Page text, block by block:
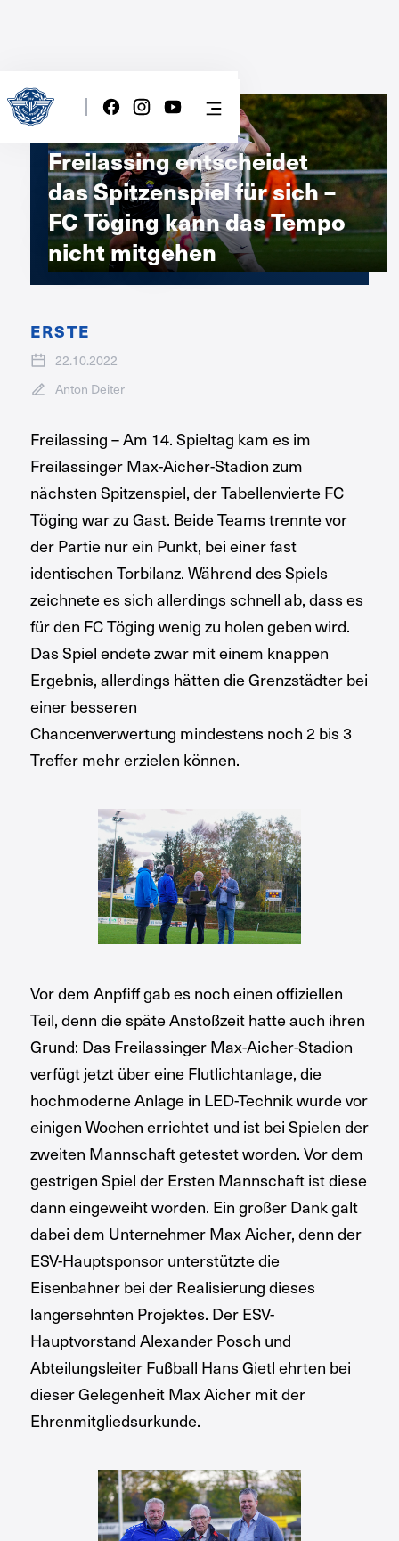
Freilassing entscheidet
das Spitzenspiel für sich –
FC Töging kann das Tempo
nicht mitgehen
ERSTE
22.10.2022
Anton Deiter
Freilassing – Am 14. Spieltag kam es im
Freilassinger Max-Aicher-Stadion zum
nächsten Spitzenspiel, der Tabellenvierte FC
Töging war zu Gast. Beide Teams trennte vor
der Partie nur ein Punkt, bei einer fast
identischen Torbilanz. Während des Spiels
zeichnete es sich allerdings schnell ab, dass es
für den FC Töging wenig zu holen geben wird.
Das Spiel endete zwar mit einem knappen
Ergebnis, allerdings hätten die Grenzstädter bei
einer besseren
Chancenverwertung mindestens noch 2 bis 3
Treffer mehr erzielen können.
Vor dem Anpfiff gab es noch einen offiziellen
Teil, denn die späte Anstoßzeit hatte auch ihren
Grund: Das Freilassinger Max-Aicher-Stadion
verfügt jetzt über eine Flutlichtanlage, die
hochmoderne Anlage in LED-Technik wurde vor
einigen Wochen errichtet und ist bei Spielen der
zweiten Mannschaft getestet worden. Vor dem
gestrigen Spiel der Ersten Mannschaft ist diese
dann eingeweiht worden. Ein großer Dank galt
dabei dem Unternehmer Max Aicher, denn der
ESV-Hauptsponsor unterstützte die
Eisenbahner bei der Realisierung dieses
langersehnten Projektes. Der ESV-
Hauptvorstand Alexander Posch und
Abteilungsleiter Fußball Hans Gietl ehrten bei
dieser Gelegenheit Max Aicher mit der
Ehrenmitgliedsurkunde.